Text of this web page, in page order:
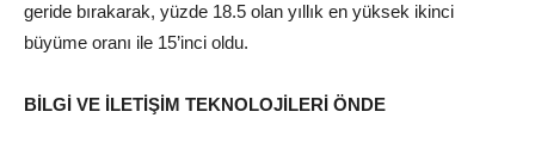
geride bırakarak, yüzde 18.5 olan yıllık en yüksek ikinci
büyüme oranı ile 15’inci oldu.
BİLGİ VE İLETİŞİM TEKNOLOJİLERİ ÖNDE